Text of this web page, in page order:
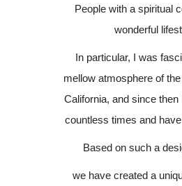
People with a spiritual
wonderful
In particular, I was
mellow atmosphere of
California, and since
countless times and
Based on such a
we have created a